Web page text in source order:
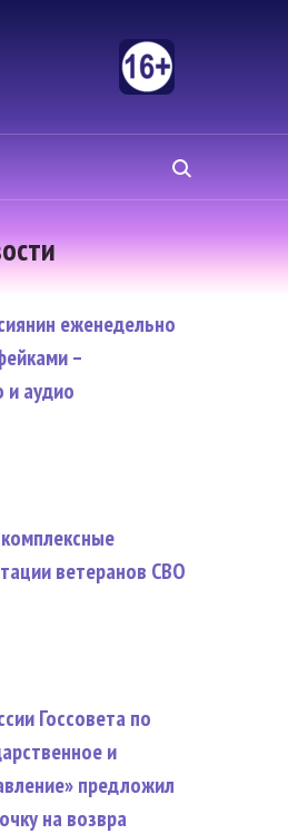
еженедельно
–
аудио
ветеранов СВО
Госсовета по
и
предложил
на возвра